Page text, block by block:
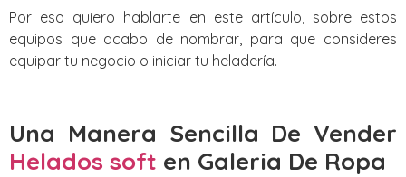
Por eso quiero hablarte en este artículo, sobre estos
equipos que acabo de nombrar, para que consideres
equipar tu negocio o iniciar tu heladería.
Una Manera Sencilla De Vender
Helados soft en Galeria De Ropa